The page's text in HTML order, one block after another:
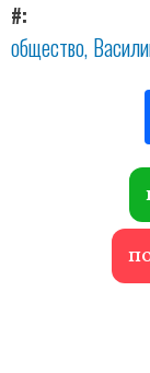
#
общество